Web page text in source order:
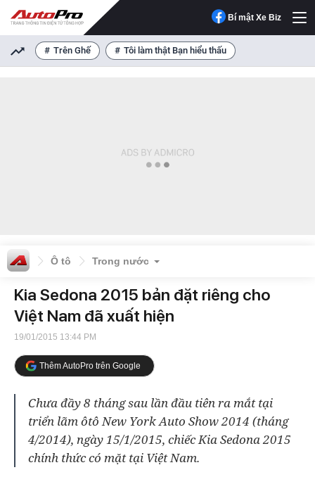
Bí mật Xe Biz
Trên Ghế Tôi làm thật Bạn hiểu thấu
Ô tô Trong nước
Kia Sedona 2015 bản đặt riêng cho
Việt Nam đã xuất hiện
19/01/2015 13:44 PM
Thêm AutoPro trên Google
Chưa đầy 8 tháng sau lần đầu tiên ra mắt tại
triển lãm ôtô New York Auto Show 2014 (tháng
4/2014), ngày 15/1/2015, chiếc Kia Sedona 2015
chính thức có mặt tại Việt Nam.